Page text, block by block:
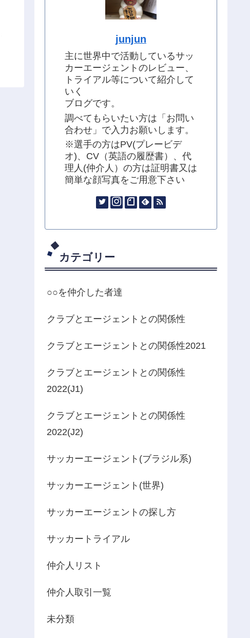
junjun
主に世界中で活動しているサッ
カーエージェントのレビュー、
トライアル等について紹介して
いく
ブログです。
調べてもらいたい方は「お問い
合わせ」で入力お願いします。
※選手の方はPV(プレービデ
オ)、CV（英語の履歴書）、代
理人(仲介人）の方は証明書又は
簡単な顔写真をご用意下さい
カテゴリー
○○を仲介した者達
クラブとエージェントとの関係性
クラブとエージェントとの関係性2021
クラブとエージェントとの関係性
2022(J1)
クラブとエージェントとの関係性
2022(J2)
サッカーエージェント(ブラジル系)
サッカーエージェント(世界)
サッカーエージェントの探し方
サッカートライアル
仲介人リスト
仲介人取引一覧
未分類